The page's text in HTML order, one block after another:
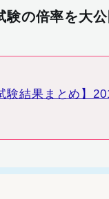
の倍率を大公
験結果まとめ】